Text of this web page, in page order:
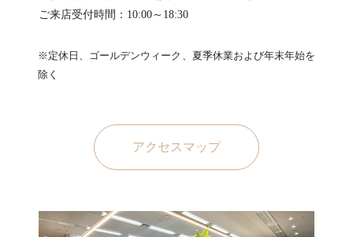
ご来店受付時間：10:00～18:30
※定休日、ゴールデンウィーク、夏季休業および年末年始を
除く
アクセスマップ